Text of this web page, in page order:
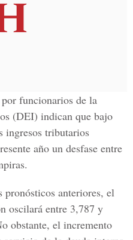
funcionarios de la
(DEI) indican que bajo
ingresos tributarios
año un desfase entre
pronósticos anteriores, el
oscilará entre 3,787 y
obstante, el incremento